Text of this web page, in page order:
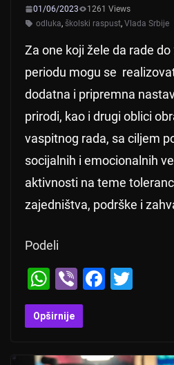
01/06/2023
1261 Views
odluka, školski raspust, Vlada Srbije
Za one koji žele da rade
periodu mogu se
dodatna i pripremna
prirodi, kao i drugi oblici
vaspitnog rada, sa ciljem
socijalnih i emocionalnih
aktivnosti na teme
zajedništva, podrške i
Podeli
W
h
at
Vi
b
er
F
Opširnije